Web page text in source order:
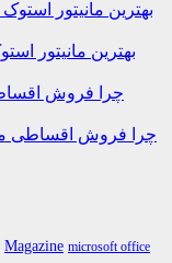
بهترین مانیتور
چرا فروش اقساطی
Magazine microsoft office